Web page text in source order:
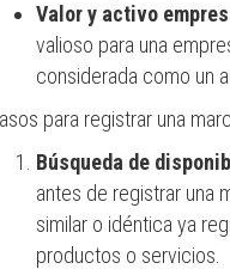
Valor y activo
valioso para una
considerada como un
para registrar una
Búsqueda de
antes de registrar una
similar o idéntica ya
productos o servicios.